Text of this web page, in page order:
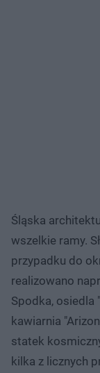
Śląska
wszelkie ramy.
przypadku do
realizowano
Spodka, osiedla
kawiarnia
statek
kilka z licznych